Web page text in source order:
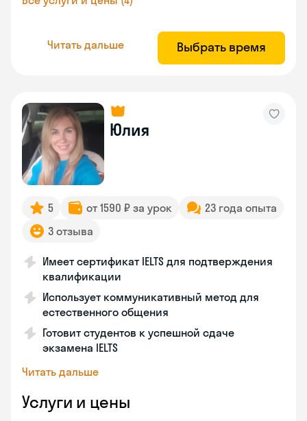
Читать дальше Выбрать время
Юлия
5 от 1590 ₽ за урок
23 года опыта
3 отзыва
Имеет сертификат IELTS для подтверждения
квалификации
Использует коммуникативный метод для
естественного общения
Готовит студентов к успешной сдаче
экзамена IELTS
Читать дальше
Услуги и цены